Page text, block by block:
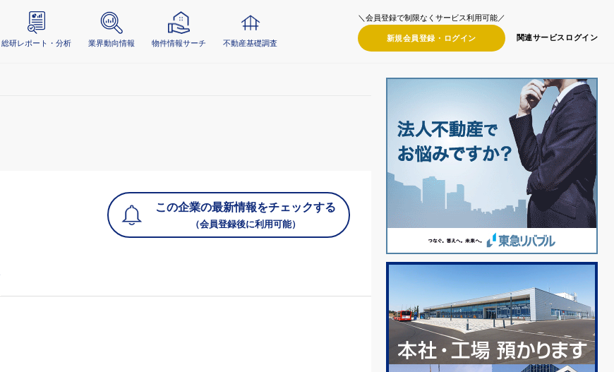
総研レポート・分析 業界動向情報 物件情報サーチ 不動産基礎調査
＼会員登録で制限なくサービス利用可能／
新規会員登録・ ログイン 関連サービス ログイン
この企業の最新情報をチェックする
（会員登録後に利用可能）